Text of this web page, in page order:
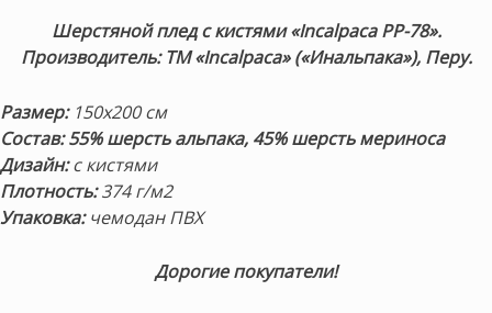
Шерстяной плед с кистями «Incalpaca PP-78».
Производитель: ТМ «Incalpaca» («Инальпака»), Перу.
Размер:150х200 см
Состав: 55% шерсть альпака, 45% шерсть мериноса
Дизайн:с кистями
Плотность:374 г/м2
Упаковка:чемодан ПВХ
Дорогие покупатели!